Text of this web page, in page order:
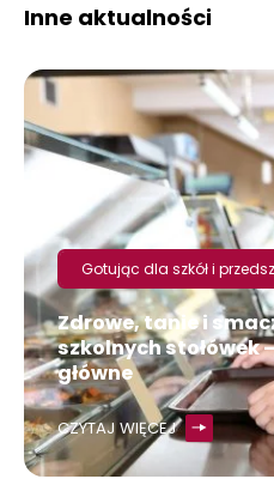
Inne aktualności
Gotując dla szkół i
Zdrowe, tanie i
szkolnych stołówek
główne
CZYTAJ WIĘCEJ